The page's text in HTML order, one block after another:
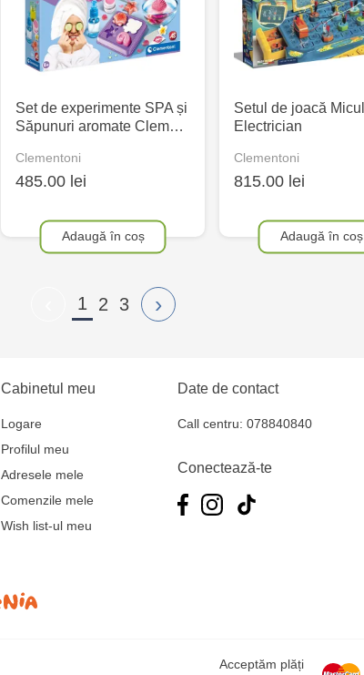
Set de experimente SPA și
Săpunuri aromate Clem…
Clementoni
485.00 lei
Adaugă în coș
Setul de joacă Micul
Electrician
Clementoni
815.00 lei
Adaugă în coș
1 2 3 ›
Cabinetul meu
Logare
Profilul meu
Adresele mele
Comenzile mele
Wish list-ul meu
Date de contact
Call centru: 078840840
Conectează-te
Acceptăm plăți